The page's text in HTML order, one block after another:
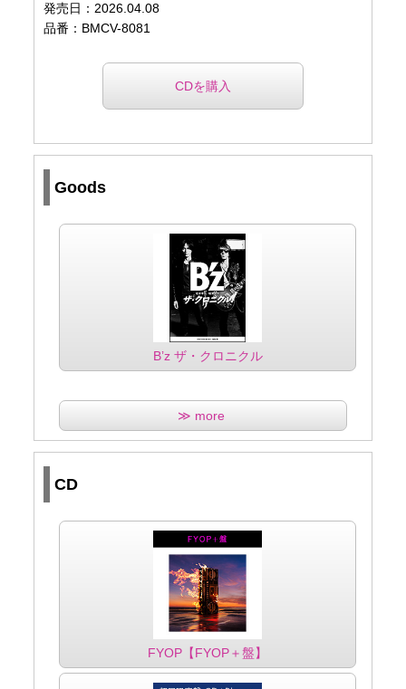
発売日：2026.04.08
品番：BMCV-8081
CDを購入
Goods
B’z ザ・クロニクル
≫ more
CD
FYOP【FYOP＋盤】